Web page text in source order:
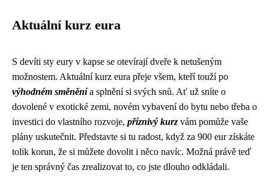
Aktuální kurz eura
S devíti sty eury v kapse se otevírají dveře k netušeným
možnostem. Aktuální kurz eura přeje všem, kteří touží po
výhodném směněnía splnění si svých snů. Ať už sníte o
dovolené v exotické zemi, novém vybavení do bytu nebo třeba o
investici do vlastního rozvoje, příznivý kurz vám pomůže vaše
plány uskutečnit. Představte si tu radost, když za 900 eur získáte
tolik korun, že si můžete dovolit i něco navíc. Možná právě teď
je ten správný čas zrealizovat to, co jste dlouho odkládali.